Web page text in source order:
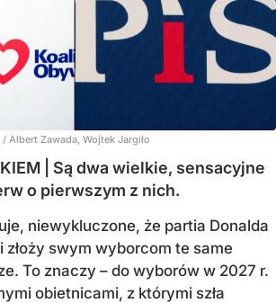
/ Albert Zawada, Wojtek Jargiło
| Są dwa wielkie, sensacyjne
o pierwszym z nich.
niewykluczone, że partia Donalda
złoży swym wyborcom te same
To znaczy – do wyborów w 2027 r.
obietnicami, z którymi szła